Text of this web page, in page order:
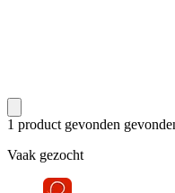
1 product gevonden
Vaak gezocht